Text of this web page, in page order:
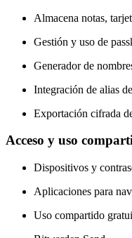
Almacena notas,
Gestión y uso de
Generador de
Integración de alias
Exportación cifrada
Acceso y uso
Dispositivos y
Aplicaciones para
Uso compartido